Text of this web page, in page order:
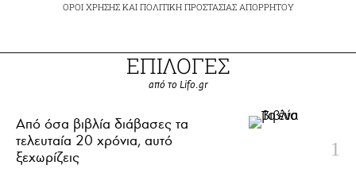
ΟΡΟΙ ΧΡΗΣΗΣΚΑΙ ΠΟΛΙΤΙΚΗ ΠΡΟΣΤΑΣΙΑΣ ΑΠΟΡΡΗΤΟΥ
ΕΠΙΛΟΓΕΣ
από το Lifo.gr
Από όσα βιβλία διάβασες τα
τελευταία 20 χρόνια, αυτό
ξεχωρίζεις